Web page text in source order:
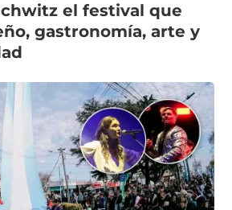
el festival que
gastronomía, arte y